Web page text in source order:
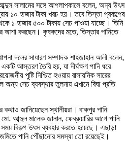
সালামের সঙ্গে আপলাপকালে বলেন, অন্য উৎস
১০ হাজার টাকা খরচ হয়। তবে তিস্তা প্রকল্পের
১ হাজার ৫০০ টাকায় সেচ পাওয়া যাচ্ছে। তিনি
করছেন। কৃষকদের মতে, তিস্তার পানিতে
দলের সাধারণ সম্পাদক শাহজাহান আলী বলেন,
আস্তরণ তৈরি হয়, যা দীর্ঘক্ষণ পানি ধরে
পুষ্টি নিশ্চিত হওয়ায় রাসায়নিক সারের
সেচ ব্যবস্থার তুলনায় এখানে বিঘা প্রতি
জানিয়েছেন স্থানীয়রা। বাকপুর পানি
মো. আব্দুল মালেক জানান, ফেব্রুয়ারির আগে পানি
বিকল্প উৎস ব্যবহার করতে হয়েছে। এছাড়া
পানি পৌঁছানোর সমস্যা তো রয়েছেই।